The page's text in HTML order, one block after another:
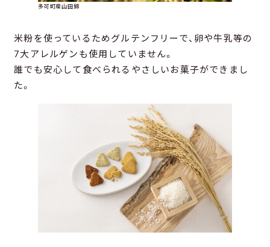
多可町産山田錦
米粉を使っているためグルテンフリーで、卵や牛乳等の
7大アレルゲンも使用していません。
誰でも安心して食べられるやさしいお菓子ができまし
た。